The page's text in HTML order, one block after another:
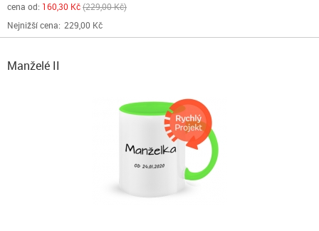
cena od: 160,30 Kč 229,00 Kč
Nejnižší cena: 229,00 Kč
Manželé II